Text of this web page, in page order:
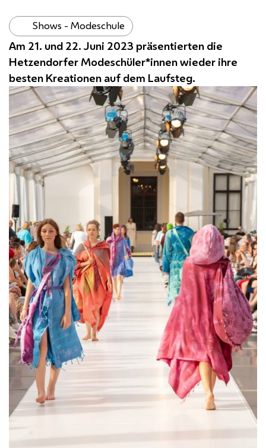
Shows - Modeschule
Am 21. und 22. Juni 2023 präsentierten die
Hetzendorfer Modeschüler*innen wieder ihre
besten Kreationen auf dem Laufsteg.